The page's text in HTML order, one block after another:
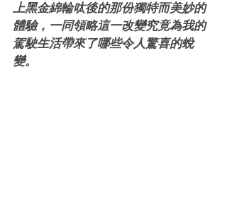
上黑金綿輪呔後的那份獨特而美妙的
體驗，一同領略這一改變究竟為我的
駕駛生活帶來了哪些令人驚喜的蛻
變。